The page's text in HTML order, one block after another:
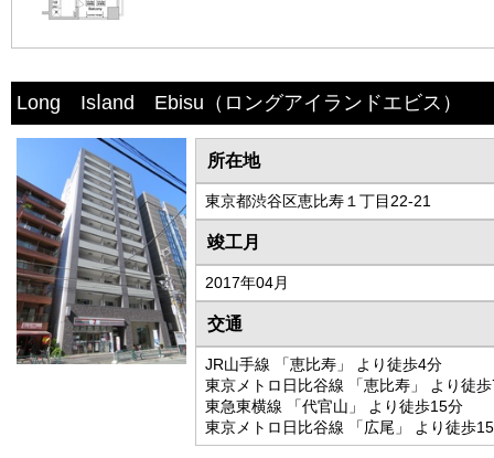
Long Isⅼand Ebisu （ロングアイランドエビス）
所在地
東京都渋谷区恵比寿１丁目22-21
竣工月
2017年04月
交通
JR山手線 「恵比寿」 より徒歩4分
東京メトロ日比谷線 「恵比寿」 より徒
東急東横線 「代官山」 より徒歩15分
東京メトロ日比谷線 「広尾」 より徒歩